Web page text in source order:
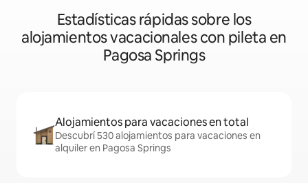
Estadísticas rápidas sobre los
alojamientos vacacionales con pileta en
Pagosa Springs
Alojamientos para vacaciones en total
Descubrí 530 alojamientos para vacaciones en
alquiler en Pagosa Springs